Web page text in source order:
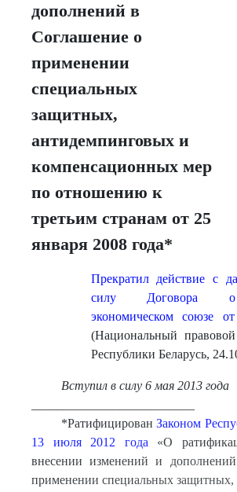
дополнений в
Соглашение о
применении
специальных
защитных,
антидемпинговых и
компенсационных мер
по отношению к
третьим странам от 25
января 2008 года*
Прекратил действие с
силу Договора о
экономическом союзе
(Национальный
Республики Беларусь,
Вступил в силу 6 мая 2013 года
*РатифицированЗаконом
13 июля 2012 года «О
внесении изменений и
применении специальных